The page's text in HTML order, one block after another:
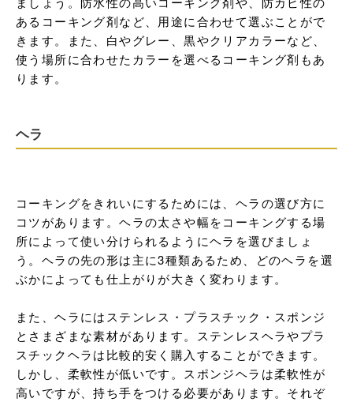
あるコーキング剤など、用途に合わせて選ぶことがで
きます。また、白やグレー、黒やクリアカラーなど、
使う場所に合わせたカラーを選べるコーキング剤もあ
ります。
ヘラ
コーキングをきれいにするためには、ヘラの選び方に
コツがあります。ヘラの太さや幅をコーキングする場
所によって使い分けられるようにヘラを選びましょ
う。ヘラの先の形は主に3種類あるため、どのヘラを選
ぶかによっても仕上がりが大きく変わります。
また、ヘラにはステンレス・プラスチック・スポンジ
とさまざまな素材があります。ステンレスヘラやプラ
スチックヘラは比較的安く購入することができます。
しかし、柔軟性が低いです。スポンジヘラは柔軟性が
高いですが、持ち手をつける必要があります。それぞ